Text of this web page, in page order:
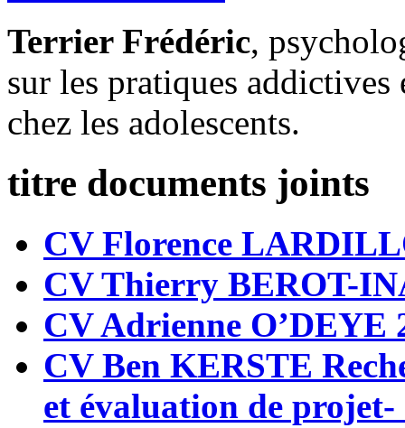
Terrier Frédéric,
sur les pratiques addictives
chez les adolescents.
titre documents joints
CV Florence
CV Thierry BEROT-
CV Adrienne O’DEYE
CV Ben KERSTE
et évaluation de projet-